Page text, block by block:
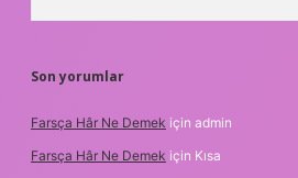
Son yorumlar
Farsça Hâr Ne Demek için admin
Farsça Hâr Ne Demek için Kısa